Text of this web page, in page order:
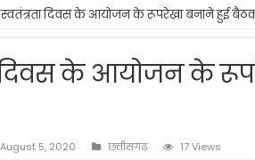
स्वतंत्रता दिवस के आयोजन के रूपरेखा बनाने हुई
दिवस के आयोजन के
August 5, 2020 छत्तीसगढ़ 17 Views